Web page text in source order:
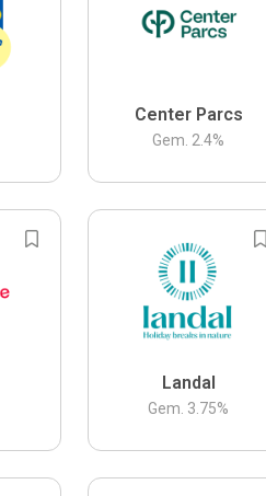
Center Parcs
Gem. 2.4%
Landal
Gem. 3.75%